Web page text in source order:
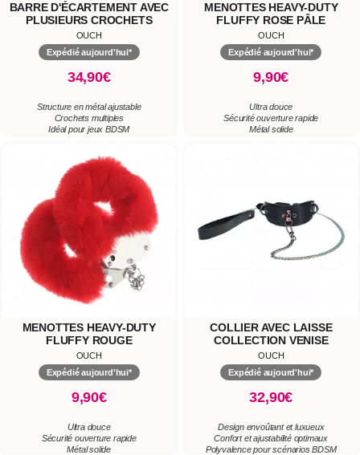
BARRE D'ÉCARTEMENT AVEC
PLUSIEURS CROCHETS
OUCH
Expédié aujourd'hui*
34,90€
Structure en métal ajustable
Crochets multiples
Idéal pour jeux BDSM
MENOTTES HEAVY-DUTY
FLUFFY ROSE PÂLE
OUCH
Expédié aujourd'hui*
9,90€
Ultra douce
Sécurité ouverture rapide
Métal solide
MENOTTES HEAVY-DUTY
FLUFFY ROUGE
OUCH
Expédié aujourd'hui*
9,90€
Ultra douce
Sécurité ouverture rapide
Métal solide
COLLIER AVEC LAISSE
COLLECTION VENISE
OUCH
Expédié aujourd'hui*
32,90€
Design envoûtant et luxueux
Confort et ajustabilité optimaux
Polyvalence pour scénarios BDSM